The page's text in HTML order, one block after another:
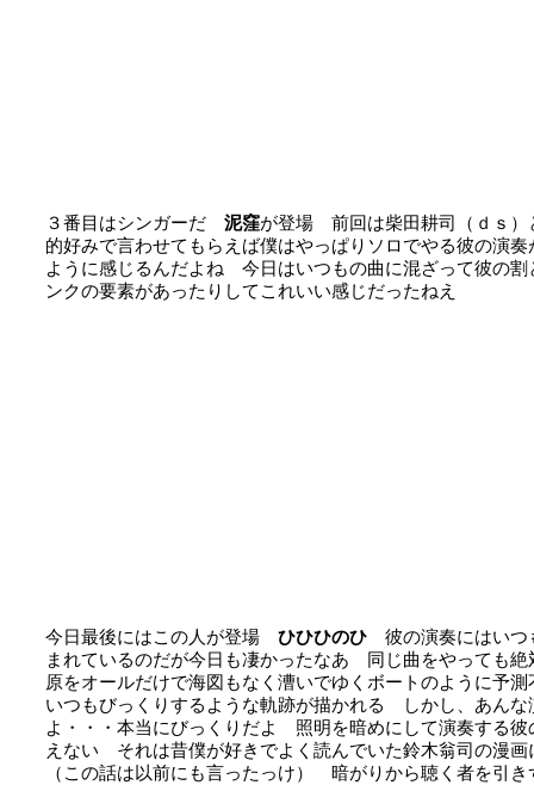
３番目はシンガーだ 泥窪が登場 前回は柴田耕司（ｄｓ
的好みで言わせてもらえば僕はやっぱりソロでやる彼の演
ように感じるんだよね 今日はいつもの曲に混ざって彼の
ンクの要素があったりしてこれいい感じだったねえ
今日最後にはこの人が登場 ひひひのひ 彼の演奏にはいつ
まれているのだが今日も凄かったなあ 同じ曲をやっても
原をオールだけで海図もなく漕いでゆくボートのように予
いつもびっくりするような軌跡が描かれる しかし、あんな
よ・・・本当にびっくりだよ 照明を暗めにして演奏する
えない それは昔僕が好きでよく読んでいた鈴木翁司の漫
（この話は以前にも言ったっけ） 暗がりから聴く者を引